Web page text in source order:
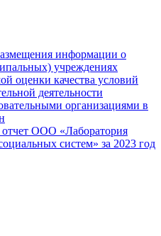
информации о
учреждениях
оценки качества условий
деятельности
организациями в
ООО «Лаборатория
систем» за 2023 год